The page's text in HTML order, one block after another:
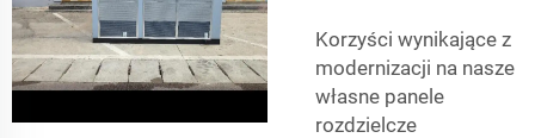
Korzyści wynikające z
modernizacji na nasze
własne panele
rozdzielcze